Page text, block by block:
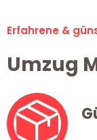
Erfahrene &
Umzug